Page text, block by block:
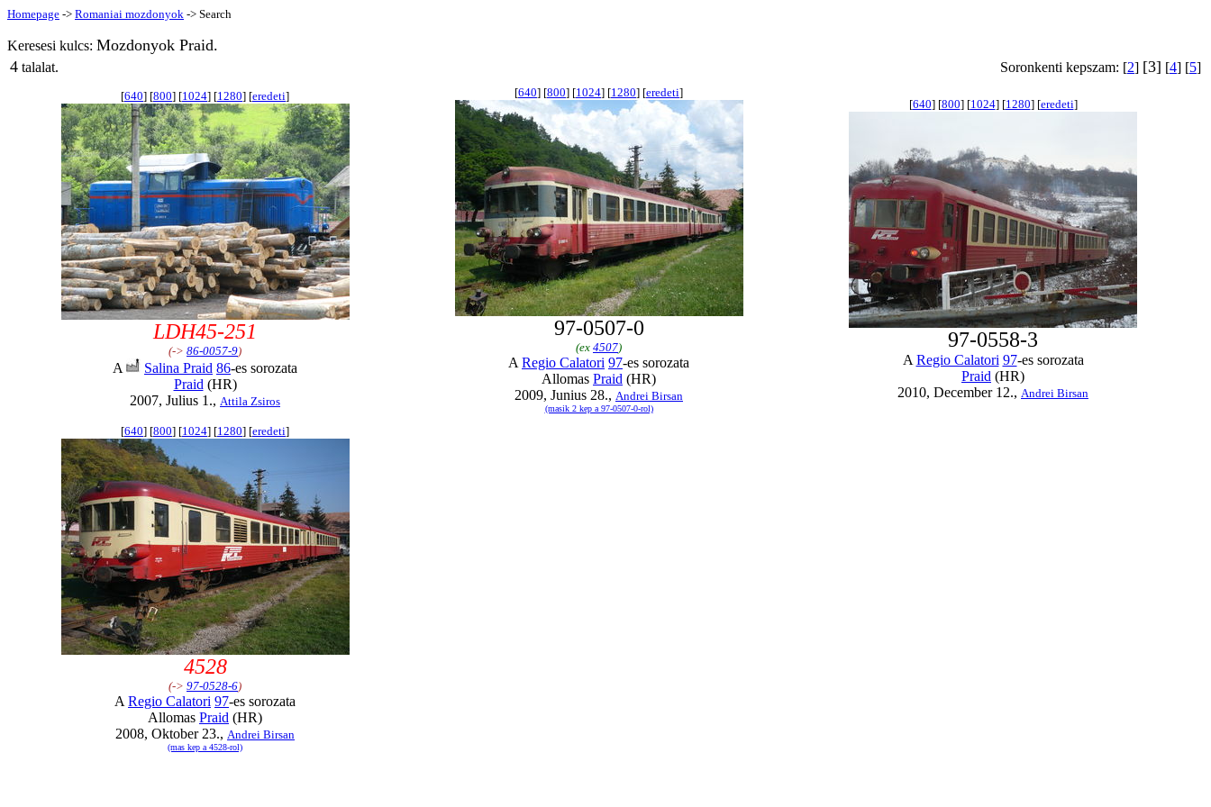
Homepage -> Romaniai mozdonyok -> Search
Keresesi kulcs: Mozdonyok Praid.
4 talalat. Soronkenti kepszam: [2] [3] [4] [5]
[640] [800] [1024] [1280] [eredeti]
LDH45-251
(-> 86-0057-9)
A Salina Praid 86-es sorozata
Praid (HR)
2007, Julius 1., Attila Zsiros
[640] [800] [1024] [1280] [eredeti]
97-0507-0
(ex 4507)
A Regio Calatori 97-es sorozata
Allomas Praid (HR)
2009, Junius 28., Andrei Birsan
(masik 2 kep a 97-0507-0-rol)
[640] [800] [1024] [1280] [eredeti]
97-0558-3
A Regio Calatori 97-es sorozata
Praid (HR)
2010, December 12., Andrei Birsan
[640] [800] [1024] [1280] [eredeti]
4528
(-> 97-0528-6)
A Regio Calatori 97-es sorozata
Allomas Praid (HR)
2008, Oktober 23., Andrei Birsan
(mas kep a 4528-rol)